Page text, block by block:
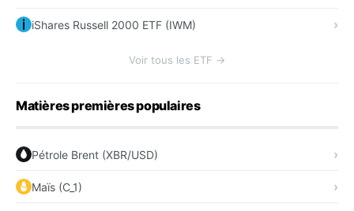
iShares Russell 2000 ETF (IWM)
Voir tous les ETF →
Matières premières populaires
Pétrole Brent (XBR/USD)
Maïs (C_1)